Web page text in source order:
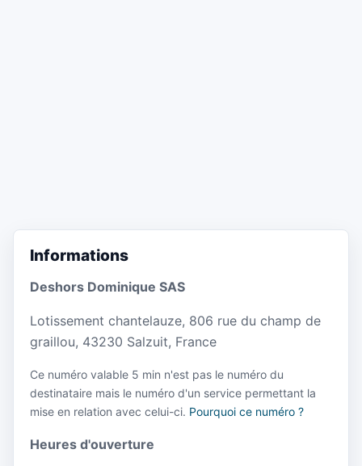
Informations
Deshors Dominique SAS
Lotissement chantelauze, 806 rue du champ de
graillou, 43230 Salzuit, France
Ce numéro valable 5 min n'est pas le numéro du
destinataire mais le numéro d'un service permettant la
mise en relation avec celui-ci. Pourquoi ce numéro ?
Heures d'ouverture